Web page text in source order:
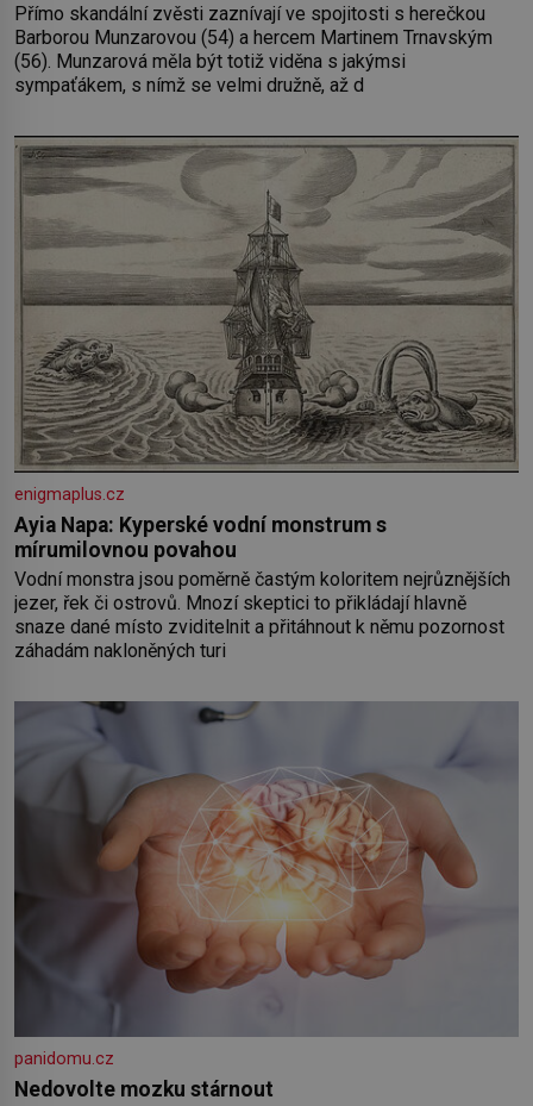
Přímo skandální zvěsti zaznívají ve spojitosti s herečkou
Barborou Munzarovou (54) a hercem Martinem Trnavským
(56). Munzarová měla být totiž viděna s jakýmsi
sympaťákem, s nímž se velmi družně, až d
enigmaplus.cz
Ayia Napa: Kyperské vodní monstrum s
mírumilovnou povahou
Vodní monstra jsou poměrně častým koloritem nejrůznějších
jezer, řek či ostrovů. Mnozí skeptici to přikládají hlavně
snaze dané místo zviditelnit a přitáhnout k němu pozornost
záhadám nakloněných turi
panidomu.cz
Nedovolte mozku stárnout